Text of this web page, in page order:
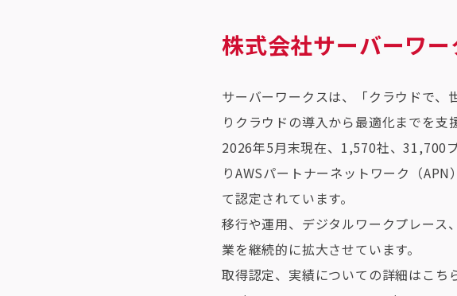
株式会社サーバーワー
サーバーワークスは、「クラウドで、
りクラウドの導入から最適化までを支
2026年5月末現在、1,570社、31,700
りAWSパートナーネットワーク（
て認定されています。
移行や運用、デジタルワークプレース
業を継続的に拡大させています。
取得認定、実績についての詳細はこち